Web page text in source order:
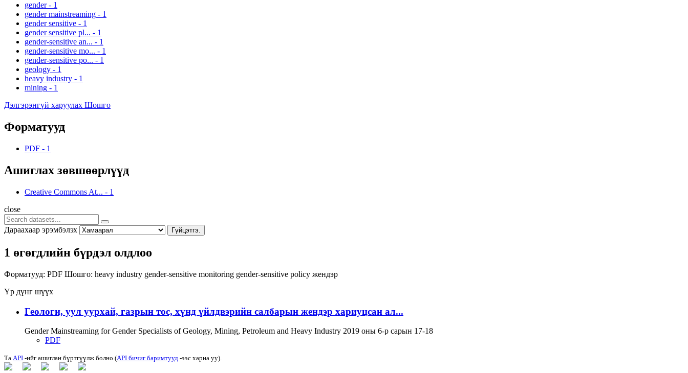
gender - 1
gender mainstreaming - 1
gender sensitive - 1
gender sensitive pl... - 1
gender-sensitive an... - 1
gender-sensitive mo... - 1
gender-sensitive po... - 1
geology - 1
heavy industry - 1
mining - 1
Дэлгэрэнгүй харуулах Шошго
Форматууд
PDF - 1
Ашиглах зөвшөөрлүүд
Creative Commons At... - 1
close
Дараахаар эрэмбэлэх Гүйцэтгэ.
1 өгөгдлийн бүрдэл олдлоо
Форматууд: PDF Шошго: heavy industry gender-sensitive monitoring gender-sensitive policy жендэр
Үр дүнг шүүх
Геологи, уул уурхай, газрын тос, хүнд үйлдвэрийн салбарын жендэр хариуцсан ал...
Gender Mainstreaming for Gender Specialists of Geology, Mining, Petroleum and Heavy Industry 2019 оны 6-р сарын 17-18
PDF
Та API -ийг ашиглан бүртгүүлж болно (API бичиг баримтууд -ээс харна уу).